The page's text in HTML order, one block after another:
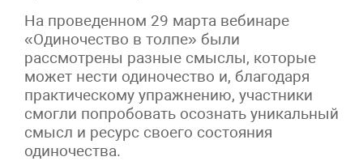
На проведенном 29 марта вебинаре
«Одиночество в толпе» были
рассмотрены разные смыслы, которые
может нести одиночество и, благодаря
практическому упражнению, участники
смогли попробовать осознать уникальный
смысл и ресурс своего состояния
одиночества.